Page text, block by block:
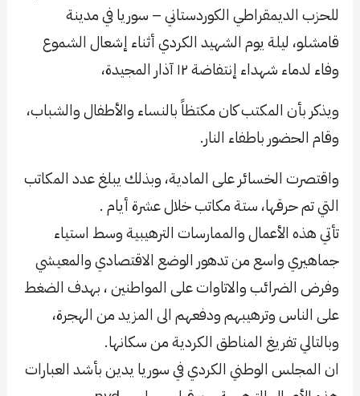
للحزب الديمقراطي الكوردستاني – سوريا في مدينة
قامشلو، ليلة يوم الشهيد الكردي أثناء إشعال الشموع
وفاء لدماء شهداء إنتفاضة ١٢ آذار المجيدة،
ويذكر بأن المكتب كان مكتظاً بالنساء والأطفال والشباب،
وقام الحضور باطفاء النار.
واقتصرت الخسائر على المادية، وبذلك يبلغ عدد المكاتب
التي تم حرقها، ستة مكاتب خلال عشرة أيام .
تأتي هذه الأعمال والممارسات الترهيبية وسط استياء
جماهيري واسع من تدهور الوضع الاقتصادي والمعيشي
وفرض الضرائب والاتاوات على المواطنين ، بهدف الضغط
على الناس وترهيبهم ودفعهم الى المزيد من الهجرة،
وبالتالي تفريغ المناطق الكردية من سكانها.
ان المجلس الوطني الكردي في سوريا يدين بأشد العبارات